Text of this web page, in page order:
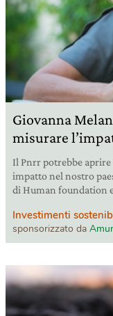
Giovanna
misurare
Il Pnrr potrebbe
impatto nel nostro
di Human foundation
Investimenti
sponsorizzato da